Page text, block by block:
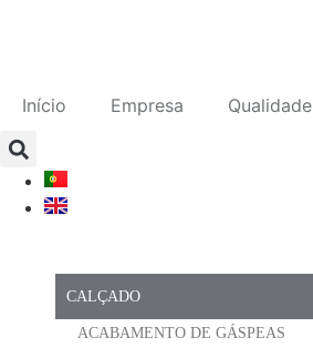
Início Empresa Qualidade
CALÇADO
ACABAMENTO DE GÁSPEAS